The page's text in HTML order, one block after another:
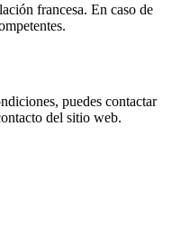
francesa. En caso de
puedes contactar
del sitio web.